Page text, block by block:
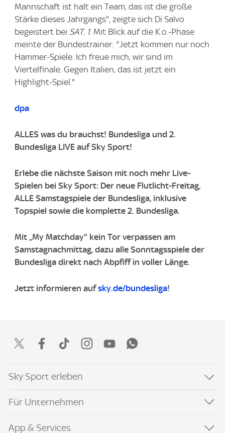
Mannschaft ist halt ein Team, das ist die große
Stärke dieses Jahrgangs", zeigte sich Di Salvo
begeistert bei SAT. 1. Mit Blick auf die K.o.-Phase
meinte der Bundestrainer: "Jetzt kommen nur noch
Hammer-Spiele. Ich freue mich, wir sind im
Viertelfinale. Gegen Italien, das ist jetzt ein
Highlight-Spiel."
dpa
ALLES was du brauchst! Bundesliga und 2.
Bundesliga LIVE auf Sky Sport!
Erlebe die nächste Saison mit noch mehr Live-
Spielen bei Sky Sport: Der neue Flutlicht-Freitag,
ALLE Samstagspiele der Bundesliga, inklusive
Topspiel sowie die komplette 2. Bundesliga.
Mit „My Matchday" kein Tor verpassen am
Samstagnachmittag, dazu alle Sonntagsspiele der
Bundesliga direkt nach Abpfiff in voller Länge.
Jetzt informieren aufsky.de/bundesliga!
Sky Sport erleben
Für Unternehmen
App & Services